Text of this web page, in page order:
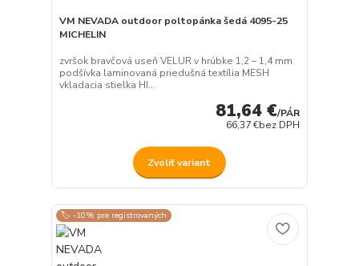
VM NEVADA outdoor poltopánka šedá 4095-25
MICHELIN
zvršok bravčová useň VELUR v hrúbke 1,2 – 1,4 mm
podšívka laminovaná priedušná textília MESH
vkladacia stielka HI...
81,64 €/PÁR
66,37 €bez DPH
Zvoliť variant
🏷️ -10% pre registrovaných